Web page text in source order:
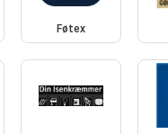
Føtex